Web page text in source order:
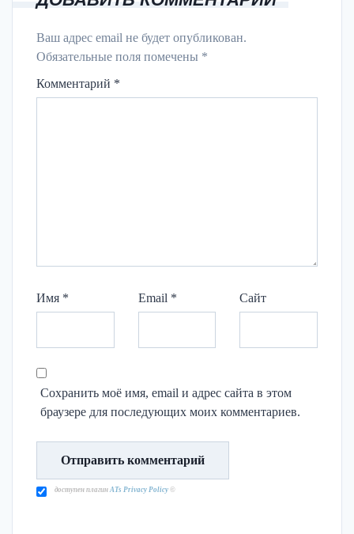
Ваш адрес email не будет опубликован.
Обязательные поля помечены *
Комментарий *
Имя * Email * Сайт
Сохранить моё имя, email и адрес сайта в этом
браузере для последующих моих комментариев.
доступен плагин ATs Privacy Policy ©